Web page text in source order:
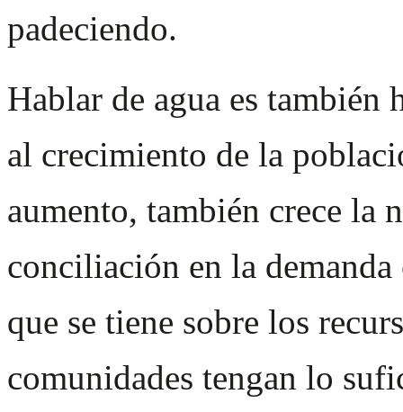
padeciendo.
Hablar de agua es también
al crecimiento de la
aumento, también crece la
conciliación en la
que se tiene sobre los
comunidades tengan lo